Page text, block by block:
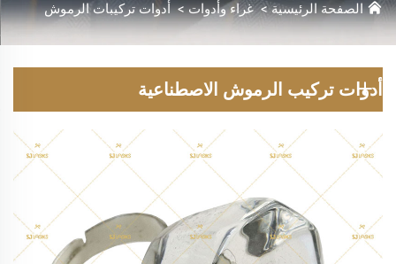
الصفحة الرئيسية>غراء وأدوات>أدوات تركيبات الرموش
أدوات تركيب الرموش الاصطناعية